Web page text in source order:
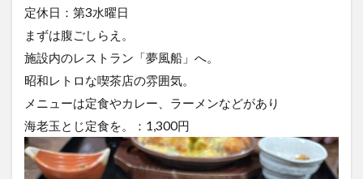
定休日：第3水曜日
まずは腹ごしらえ。
施設内のレストラン「夢風船」へ。
昭和レトロな喫茶店の雰囲気。
メニューは定食やカレー、ラーメンなどがあり
海老玉とじ定食を。：1,300円